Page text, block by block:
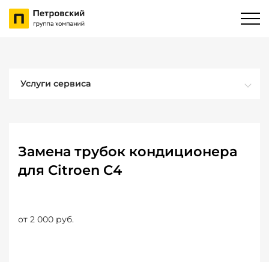
Услуги сервиса
Замена трубок кондиционера
для Citroen C4
от 2 000 руб.